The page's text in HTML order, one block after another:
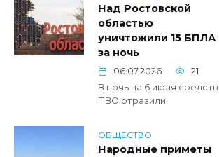
Над Ростовской
областью
уничтожили 15 БПЛА
за ночь
06.07.2026
21
В ночь на 6 июля
ПВО отразили
ОБЩЕСТВО
Народные приметы